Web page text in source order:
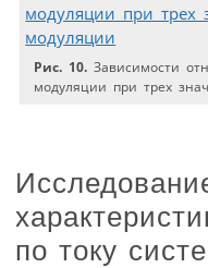
Рис. 10. Зависимости
модуляции при трех
по току